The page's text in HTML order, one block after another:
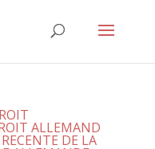
ALLEMAND
DE LA